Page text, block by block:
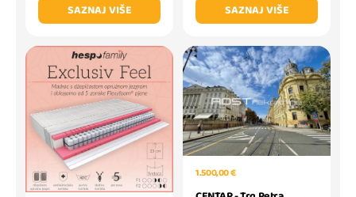
SAZNAJ VIŠE
SAZNAJ VIŠE
1.500,00 €